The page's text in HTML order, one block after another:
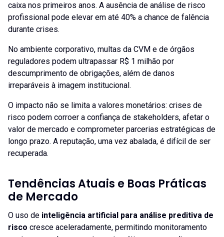
caixa nos primeiros anos. A ausência de análise de risco
profissional pode elevar em até 40% a chance de falência
durante crises.
No ambiente corporativo, multas da CVM e de órgãos
reguladores podem ultrapassar R$ 1 milhão por
descumprimento de obrigações, além de danos
irreparáveis à imagem institucional.
O impacto não se limita a valores monetários: crises de
risco podem corroer a confiança de stakeholders, afetar o
valor de mercado e comprometer parcerias estratégicas de
longo prazo. A reputação, uma vez abalada, é difícil de ser
recuperada.
Tendências Atuais e Boas Práticas
de Mercado
O uso de inteligência artificial para análise preditiva de
risco cresce aceleradamente, permitindo monitoramento